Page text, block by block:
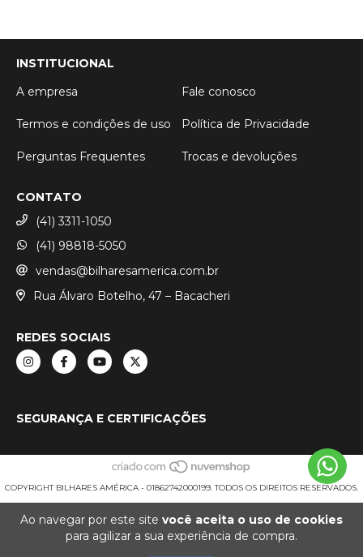
Ao navegar por este site você aceita o uso de cookies
para agilizar a sua experiência de compra.
INSTITUCIONAL
A empresa
Fale conosco
Termos e condições de uso Política de Privacidade
Perguntas Frequentes Trocas e devoluções
CONTATO
(41) 3311-1050
(41) 98818-5050
vendas@bilharesamerica.com.br
Rua Álvaro Botelho, 47 – Bacacheri
REDES SOCIAIS
SEGURANÇA E CERTIFICAÇÕES
COPYRIGHT BILHARES AMÉRICA - 01862742000199. TODOS OS DIREITOS RESERVADOS.